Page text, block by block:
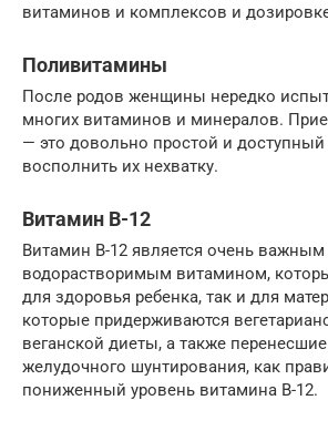
витаминов и комплексов и
Поливитамины
После родов женщины нередко
многих витаминов и минералов.
— это довольно простой и
восполнить их нехватку.
Витамин В-12
Витамин B-12 является очень важным
водорастворимым витамином,
для здоровья ребенка, так и для
которые придерживаются
веганской диеты, а также
желудочного шунтирования, как
пониженный уровень витамина В-12.